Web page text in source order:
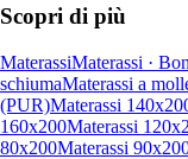
Scopri di più
MaterassiMaterassi ·
schiumaMaterassi a
(PUR)Materassi
160x200Materassi
80x200Materassi